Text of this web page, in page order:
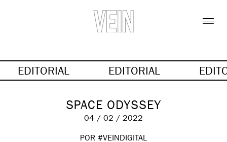
EDITORIAL EDITORIAL
SPACE ODYSSEY
04 / 02 / 2022
POR #VEINDIGITAL